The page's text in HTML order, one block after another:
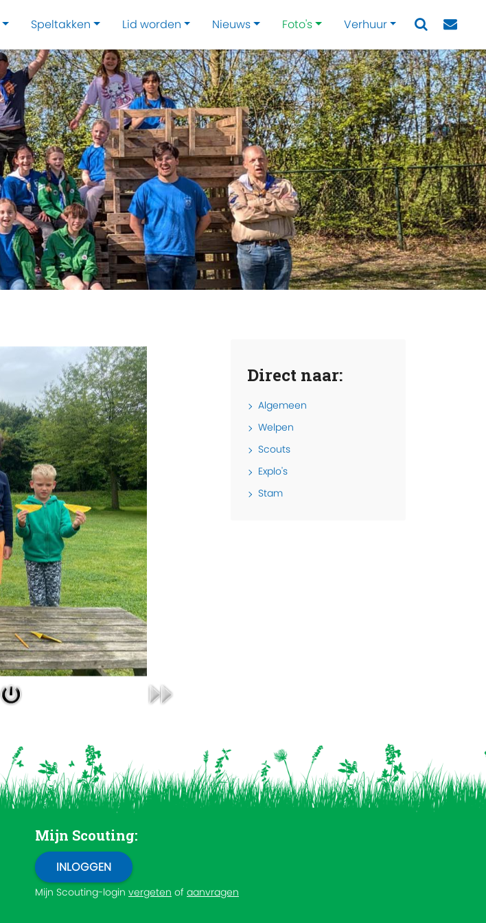
Speltakken Lid worden Nieuws Foto's Verhuur
Direct naar:
Algemeen
Welpen
Scouts
Explo's
Stam
Mijn Scouting:
Mijn Scouting-login vergeten of aanvragen